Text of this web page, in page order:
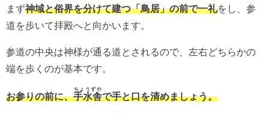
まず神域と俗界を分けて建つ「鳥居」の前で一礼をし、参
道を歩いて拝殿へと向かいます。
参道の中央は神様が通る道とされるので、左右どちらかの
端を歩くのが基本です。
お参りの前に、手水舎
ちょうずや
で手と口を清めましょう。